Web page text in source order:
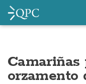
Camariñas
orzamento